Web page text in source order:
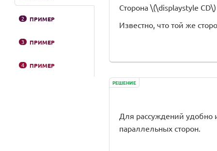
2 ПРИМЕР
3 ПРИМЕР
4 ПРИМЕР
Сторона \(\displaystyle
Известно, что той же
РЕШЕНИЕ
Для рассуждений удобно
параллельных сторон.